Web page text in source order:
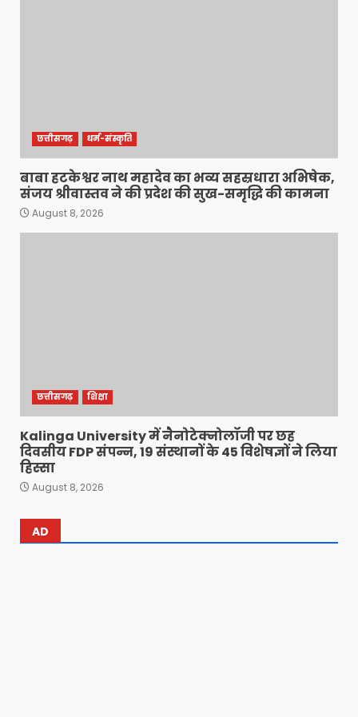
छत्तीसगढ़ धर्म-संस्कृति
बाबा हटकेश्वर नाथ महादेव का भव्य सहस्रधारा अभिषेक,
संजय श्रीवास्तव ने की प्रदेश की सुख-समृद्धि की कामना
August 8, 2026
छत्तीसगढ़ शिक्षा
Kalinga University में नैनोटेक्नोलॉजी पर छह
दिवसीय FDP संपन्न, 19 संस्थानों के 45 विशेषज्ञों ने लिया
हिस्सा
August 8, 2026
AD